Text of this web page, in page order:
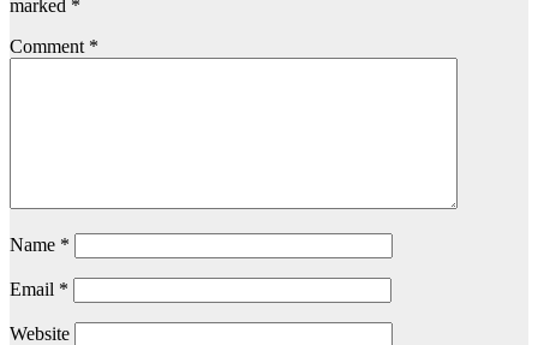
marked *
Comment *
Name *
Email *
Website